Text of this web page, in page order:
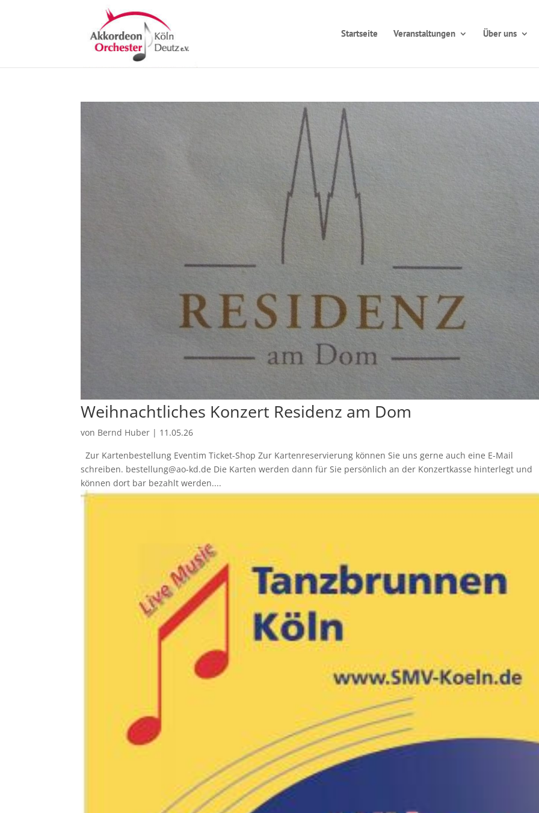
Startseite Veranstaltungen Über uns
Weihnachtliches Konzert Residenz am Dom
von Bernd Huber | 11.05.26
Zur Kartenbestellung Eventim Ticket-Shop Zur Kartenreservierung können Sie uns gerne auch eine E-Mail
schreiben. bestellung@ao-kd.de Die Karten werden dann für Sie persönlich an der Konzertkasse hinterlegt und
können dort bar bezahlt werden....